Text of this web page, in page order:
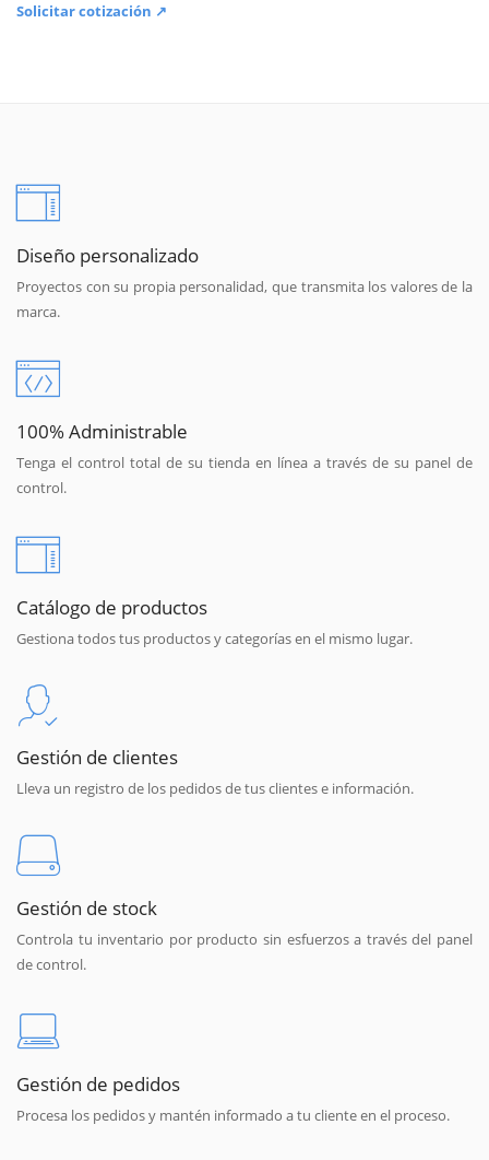
Solicitar cotización ↗
Diseño personalizado
Proyectos con su propia personalidad, que transmita los valores de la
marca.
100% Administrable
Tenga el control total de su tienda en línea a través de su panel de
control.
Catálogo de productos
Gestiona todos tus productos y categorías en el mismo lugar.
Gestión de clientes
Lleva un registro de los pedidos de tus clientes e información.
Gestión de stock
Controla tu inventario por producto sin esfuerzos a través del panel
de control.
Gestión de pedidos
Procesa los pedidos y mantén informado a tu cliente en el proceso.